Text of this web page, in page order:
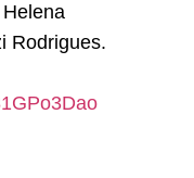
Rodrigues.